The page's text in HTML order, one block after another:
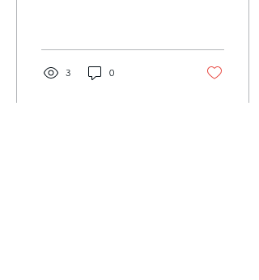
solo...
3 0